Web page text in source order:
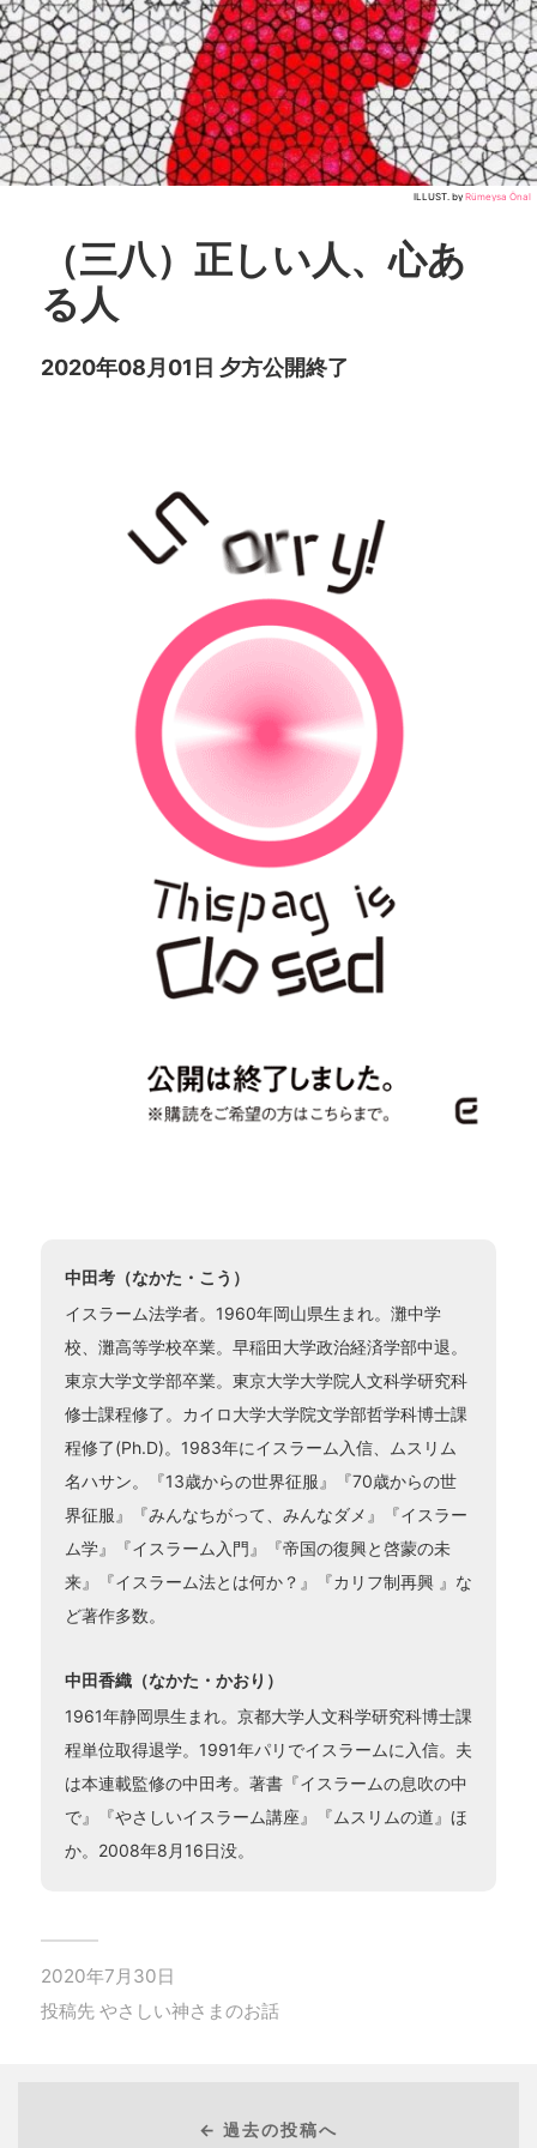
ILLUST. by Rümeysa Önal
（三八）正しい人、心あ
る人
2020年08月01日 夕方公開終了
中田考（なかた・こう）
イスラーム法学者。1960年岡山県生まれ。灘中学
校、灘高等学校卒業。早稲田大学政治経済学部中退。
東京大学文学部卒業。東京大学大学院人文科学研究科
修士課程修了。カイロ大学大学院文学部哲学科博士課
程修了(Ph.D)。1983年にイスラーム入信、ムスリム
名ハサン。『13歳からの世界征服』『70歳からの世
界征服』『みんなちがって、みんなダメ』『イスラー
ム学』『イスラーム入門』『帝国の復興と啓蒙の未
来』『イスラーム法とは何か？』『カリフ制再興 』な
ど著作多数。
中田香織（なかた・かおり）
1961年静岡県生まれ。京都大学人文科学研究科博士課
程単位取得退学。1991年パリでイスラームに入信。夫
は本連載監修の中田考。著書『イスラームの息吹の中
で』『やさしいイスラーム講座』『ムスリムの道』ほ
か。2008年8月16日没。
2020年7月30日
投稿先 やさしい神さまのお話
← 過去の投稿へ